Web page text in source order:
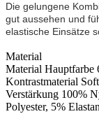
Die gelungene
gut aussehen und
elastische Einsätze
Material
Material Hauptfarbe
Kontrastmaterial
Verstärkung 100%
Polyester, 5%